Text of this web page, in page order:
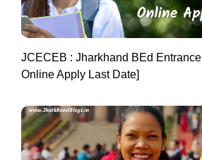
JCECEB : Jharkhand BEd
Online Apply Last Date]